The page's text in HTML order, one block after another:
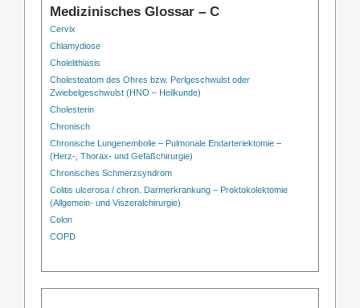
Medizinisches Glossar – C
Cervix
Chlamydiose
Cholelithiasis
Cholesteatom des Ohres bzw. Perlgeschwulst oder
Zwiebelgeschwulst (HNO – Heilkunde)
Cholesterin
Chronisch
Chronische Lungenembolie – Pulmonale Endarteriektomie –
(Herz-, Thorax- und Gefäßchirurgie)
Chronisches Schmerzsyndrom
Colitis ulcerosa / chron. Darmerkrankung – Proktokolektomie
(Allgemein- und Viszeralchirurgie)
Colon
COPD